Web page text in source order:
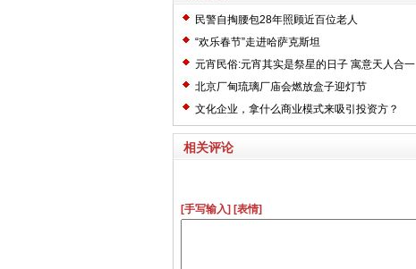
民警自掏腰包28年照顾近百位老人
“欢乐春节”走进哈萨克斯坦
元宵民俗:元宵其实是祭星的日子 寓意天人合一
北京厂甸琉璃厂庙会燃放盒子迎灯节
文化企业，拿什么商业模式来吸引投资方？
相关评论
[手写输入] [表情]